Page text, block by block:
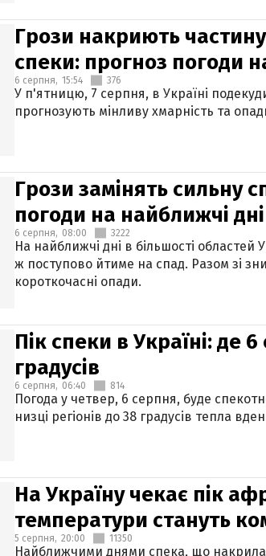
Грози накриють
спеки: прогноз погоди
6 серпня, 15:54 376
У п'ятницю, 7 серпня, в Україні
прогнозують мінливу хмарність та
Грози замінять сильну
погоди на найближчі дні
6 серпня, 08:00 3222
На найближчі дні в більшості
ж поступово йтиме на спад. Разом зі
короткочасні опади.
Пік спеки в Україні: де
градусів
6 серпня, 06:40 814
Погода у четвер, 6 серпня, буде
низці регіонів до 38 градусів тепла
На Україну чекає пік
температури стануть
5 серпня, 20:00 11350
Найближчими днями спека, що накрила